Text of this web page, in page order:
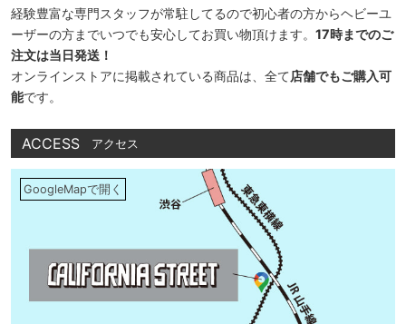
経験豊富な専門スタッフが常駐してるので初心者の方からヘビーユ
ーザーの方までいつでも安心してお買い物頂けます。 17時までのご
注文は当日発送！
オンラインストアに掲載されている商品は、全て店舗でもご購入可
能です。
ACCESS アクセス
GoogleMapで開く